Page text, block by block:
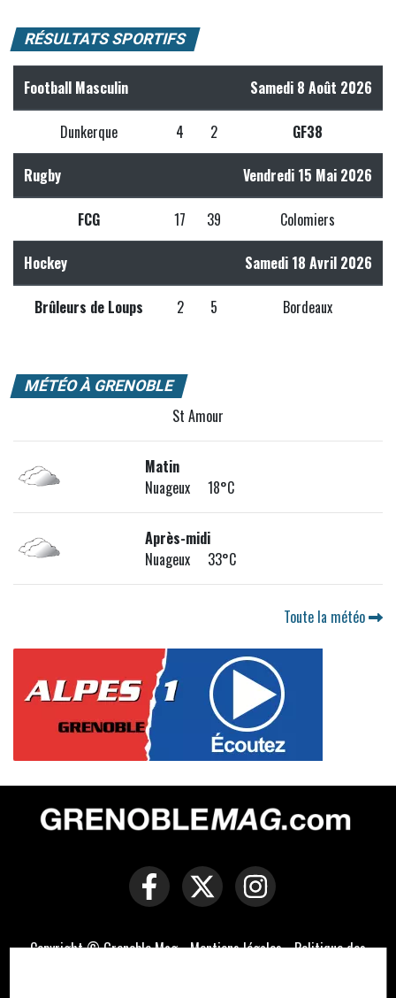
RÉSULTATS SPORTIFS
Football Masculin Samedi 8 Août 2026
Dunkerque 4 2 GF38
Rugby Vendredi 15 Mai 2026
FCG 17 39 Colomiers
Hockey Samedi 18 Avril 2026
Brûleurs de Loups 2 5 Bordeaux
MÉTÉO À GRENOBLE
St Amour
Matin
Nuageux 18°C
Après-midi
Nuageux 33°C
Toute la météo
Copyright © Grenoble Mag -Mentions légales-Politique des